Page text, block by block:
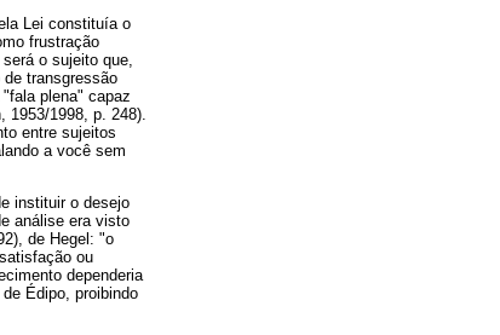
Lei constituía o
frustração
o sujeito que,
transgressão
plena" capaz
1998, p. 248).
entre sujeitos
a você sem
instituir o desejo
análise era visto
de Hegel: "o
ou
dependeria
Édipo, proibindo